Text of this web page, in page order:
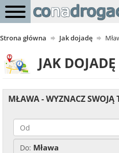
Strona główna Jak dojadę
JAK
MŁAWA - WYZNACZ SWOJĄ
Do: Mława